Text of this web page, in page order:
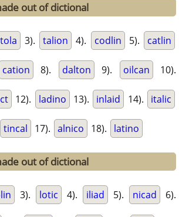
out of dictional
3). talion 4). codlin 5). catlin
cation 8). dalton 9). oilcan 10).
12). ladino 13). inlaid 14). italic
tincal 17). alnico 18). latino
out of dictional
3). lotic 4). iliad 5). nicad 6).